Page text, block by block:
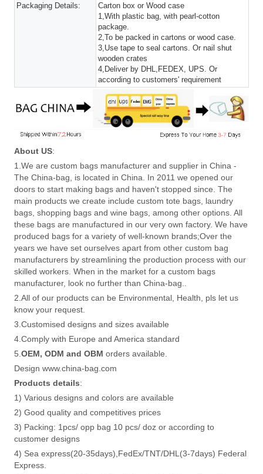
Packaging Details:
Carton box or Wood case
1,With plastic bag, with pearl-cotton
package.
2,To be packed in cartons or wood case.
3,Use tape to seal cartons. Or nail shut
wooden crates
4,Deliver by DHL,FEDEX, UPS. Or
according to customers' requirement
About US:
1.We are custom bags manufacturer and supplier in China -
The China-bag, is located in China. In 2011 we opened our
doors to start making bags and haven't stopped since. The
main products we create include custom tote bags, laundry
bags, shopping bags and wine bags, among other options. All
these bags are manufactured in our very own factory. We have
produced bags for a variety of well-known brands;Over the
years we have set ourselves apart from other custom bag
manufacturers by streamlining the production process with our
skilled workers. When in the market for a custom bags
manufacturer, look no further than China-bag..
2.All of our products can be Environmental, Health, pls let us
know your request.
3.Customised designs and sizes available
4.Comply with Europe and America standard
5. OEM, ODM and OBM orders available.
Design www.china-bag.com
Products details:
1) Various designs and colors are available
2) Good quality and competitives prices
3) Packing: 1pcs/ opp bag 10 pcs/ doz or according to
customer designs
4) Sea express(20-35days),FedEx/TNT/DHL(3-7days) Federal
Express.